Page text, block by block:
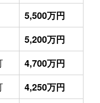
5,500万円
5,200万円
4,700万円
4,250万円